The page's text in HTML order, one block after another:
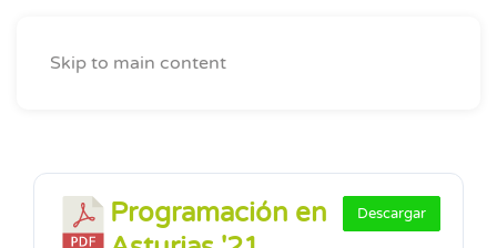
Skip to main content
Programación en
Descargar